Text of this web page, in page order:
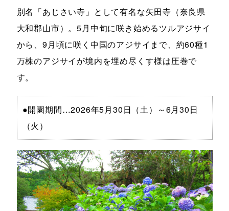
別名「あじさい寺」として有名な矢田寺（奈良県
大和郡山市）。5月中旬に咲き始めるツルアジサイ
から、9月頃に咲く中国のアジサイまで、約60種1
万株のアジサイが境内を埋め尽くす様は圧巻で
す。
●開園期間…2026年5月30日（土）～6月30日
（火）